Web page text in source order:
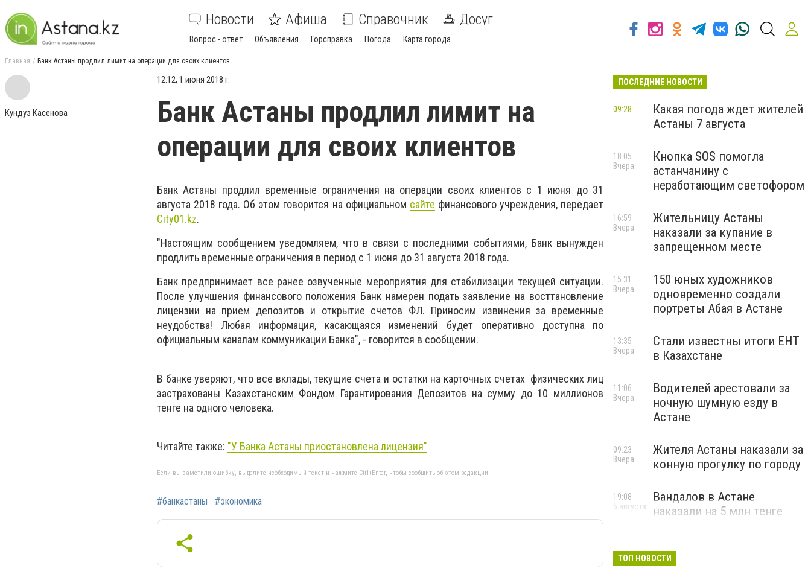
Новости Афиша Справочник Досуг
Вопрос - ответ Объявления Горсправка Погода Карта города
Главная Банк Астаны продлил лимит на операции для своих клиентов
Кундуз Касенова
12:12, 1 июня 2018 г.
Банк Астаны продлил лимит на
операции для своих клиентов
Банк Астаны продлил временные ограничения на операции своих клиентов с 1 июня до 31
августа 2018 года. Об этом говорится на официальном сайте финансового учреждения, передает
Сity01.kz.
"Настоящим сообщением уведомляем, что в связи с последними событиями, Банк вынужден
продлить временные ограничения в период с 1 июня до 31 августа 2018 года.
Банк предпринимает все ранее озвученные мероприятия для стабилизации текущей ситуации.
После улучшения финансового положения Банк намерен подать заявление на восттановление
лицензии на прием депозитов и открытие счетов ФЛ. Приносим извинения за временные
неудобства! Любая информация, касающаяся изменений будет оперативно доступна по
официальным каналам коммуникации Банка", - говорится в сообщении.
В банке уверяют, что все вклады, текущие счета и остатки на карточных счетах физических лиц
застрахованы Казахстанским Фондом Гарантирования Депозитов на сумму до 10 миллионов
тенге на одного человека.
Читайте также: "У Банка Астаны приостановлена лицензия"
Если вы заметили ошибку, выделите необходимый текст и нажмите Ctrl+Enter, чтобы сообщить об этом редакции
#банкастаны #экономика
ПОСЛЕДНИЕ НОВОСТИ
Какая погода ждет жителей
Астаны 7 августа
09:28
Кнопка SOS помогла
астанчанину с
неработающим светофором
18:05
Вчера
Жительницу Астаны
наказали за купание в
запрещенном месте
16:59
Вчера
150 юных художников
одновременно создали
портреты Абая в Астане
15:31
Вчера
Стали известны итоги ЕНТ
в Казахстане
13:35
Вчера
Водителей арестовали за
ночную шумную езду в
Астане
11:06
Вчера
Жителя Астаны наказали за
конную прогулку по городу
09:23
Вчера
Вандалов в Астане
наказали на 5 млн тенге
19:08
5 августа
ТОП НОВОСТИ